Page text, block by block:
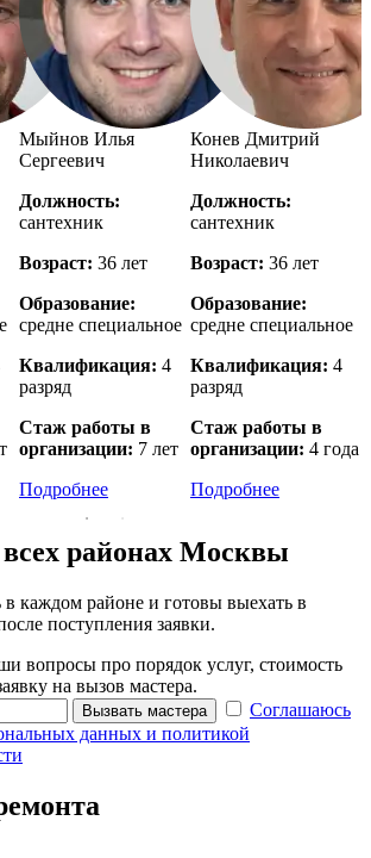
Мыйнов Илья
Сергеевич
Должность:
сантехник
Возраст: 36 лет
Образование:
средне специальное
Квалификация: 4
разряд
Стаж работы в
организации: 7 лет
Подробнее
Конев Дмитрий
Николаевич
Должность:
сантехник
Возраст: 36 лет
Образование:
средне специальное
Квалификация: 4
разряд
Стаж работы в
организации: 4 года
Подробнее
районах Москвы
каждом районе и готовы выехать в
поступления заявки.
вопросы про порядок услуг, стоимость
на вызов мастера.
Вызвать мастера
Соглашаюсь
данных и политикой